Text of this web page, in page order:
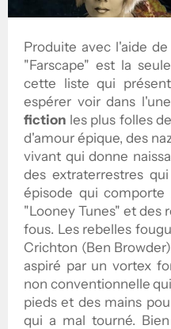
Produite avec l'aide
"Farscape" est la
cette liste qui
espérer voir dans
fiction les plus folles
d'amour épique, des
vivant qui donne
des extraterrestres
épisode qui
"Looney Tunes" et des
fous. Les rebelles
Crichton (Ben
aspiré par un vortex
non conventionnelle
pieds et des mains
qui a mal tourné.